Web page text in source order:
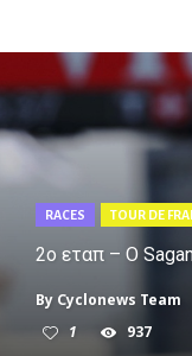
RACES TOUR DE
2o εταπ – Ο
By Cyclonews Team
1
937